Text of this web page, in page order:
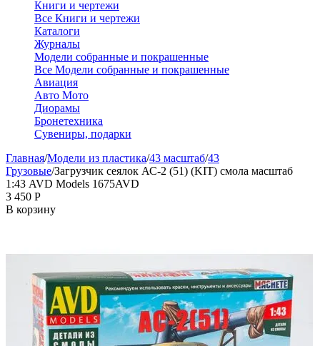
Книги и чертежи
Все Книги и чертежи
Каталоги
Журналы
Модели собранные и покрашенные
Все Модели собранные и покрашенные
Авиация
Авто Мото
Диорамы
Бронетехника
Сувениры, подарки
Главная/Модели из пластика/43 масштаб/43
Грузовые/Загрузчик сеялок АС-2 (51) (KIT) смола масштаб
1:43 AVD Models 1675AVD
3 450 Р
В корзину